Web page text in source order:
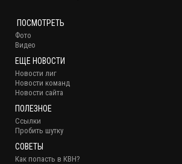
ПОСМОТРЕТЬ
Фото
Видео
ЕЩЕ НОВОСТИ
Новости лиг
Новости команд
Новости сайта
ПОЛЕЗНОЕ
Ссылки
Пробить шутку
СОВЕТЫ
Как попасть в КВН?